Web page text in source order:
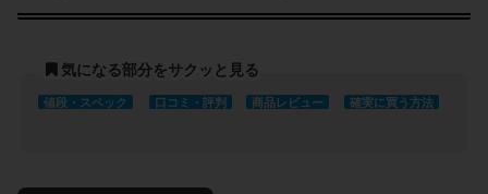
気になる部分をサクッと見る
値段・スペック 口コミ・評判 商品レビュー 確実に買う方法